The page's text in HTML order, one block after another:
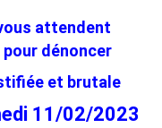
attendent
dénoncer
et brutale
11/02/2023